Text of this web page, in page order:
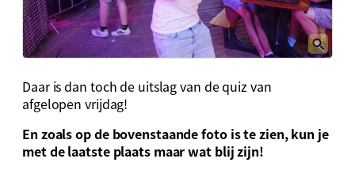
Daar is dan toch de uitslag van de quiz van
afgelopen vrijdag!
En zoals op de bovenstaande foto is te zien, kun je
met de laatste plaats maar wat blij zijn!